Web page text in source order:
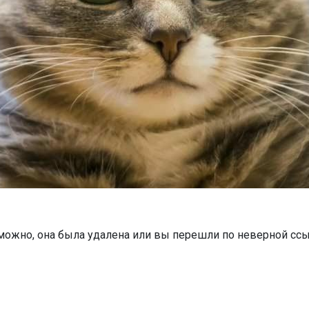
она была удалена или вы перешли по неверной